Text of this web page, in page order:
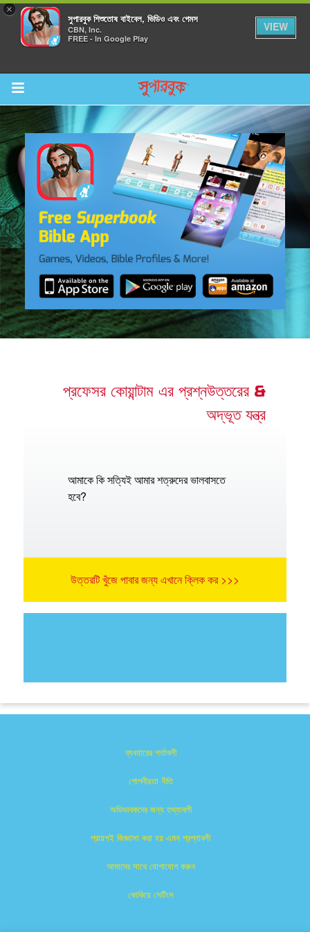
×
সুপারবুক শিশুতোষ বাইবেল, ভিডিও এবং গেমস
CBN, Inc.
FREE - In Google Play
VIEW
Return to Content
করুন
প্রফেসর কোয়ান্টাম এর প্রশ্নউত্তরের &
অদ্ভূত যন্ত্র
আমাকে কি সত্যিই আমার শত্রুদের ভালবাসতে
হবে?
উত্তরটি খুঁজে পাবার জন্য এখানে ক্লিক কর >>>
ব্যবহারের শর্তাবলী
গোপনীয়তা নীতি
অভিভাবকদের জন্য তথ্যাবলী
প্রায়শই জিজ্ঞাসা করা হয় এমন প্রশ্নাবলী
আমাদের সাথে যোগাযোগ করুন
কোকিয়ে সেটিংস